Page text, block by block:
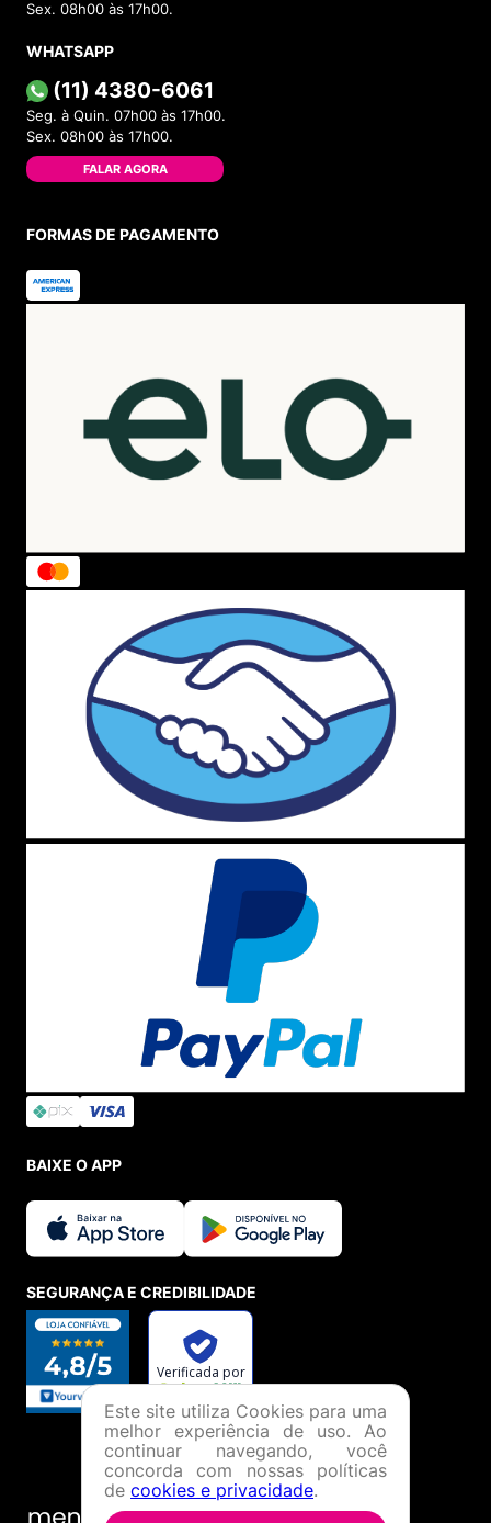
Sex. 08h00 às 17h00.
WHATSAPP
(11) 4380-6061
Seg. à Quin. 07h00 às 17h00.
Sex. 08h00 às 17h00.
FALAR AGORA
FORMAS DE PAGAMENTO
BAIXE O APP
SEGURANÇA E CREDIBILIDADE
Este site utiliza Cookies para uma
melhor experiência de uso. Ao
continuar navegando, você
concorda com nossas políticas
de cookies e privacidade.